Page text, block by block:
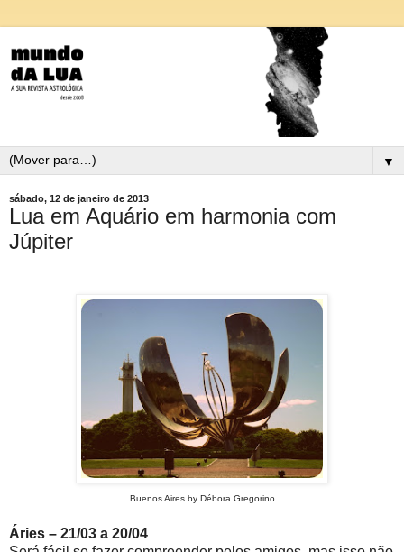
▼
sábado, 12 de janeiro de 2013
Lua em Aquário em harmonia com
Júpiter
Buenos Aires by Débora Gregorino
Áries – 21/03 a 20/04